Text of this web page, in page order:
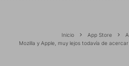
Inicio App Store
Mozilla y Apple, muy lejos todavía de